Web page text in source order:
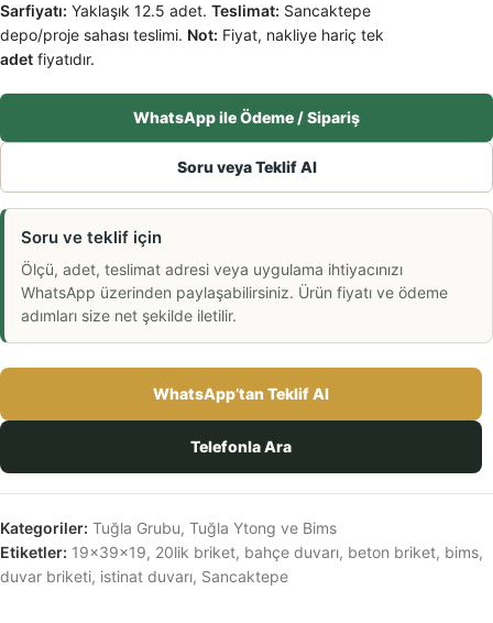
Sarfiyatı: Yaklaşık 12.5 adet. Teslimat: Sancaktepe
depo/proje sahası teslimi. Not: Fiyat, nakliye hariç tek
adet fiyatıdır.
WhatsApp ile Ödeme / Sipariş
Soru veya Teklif Al
Soru ve teklif için
Ölçü, adet, teslimat adresi veya uygulama ihtiyacınızı
WhatsApp üzerinden paylaşabilirsiniz. Ürün fiyatı ve ödeme
adımları size net şekilde iletilir.
WhatsApp’tan Teklif Al
Telefonla Ara
Kategoriler: Tuğla Grubu, Tuğla Ytong ve Bims
Etiketler: 19x39x19, 20lik briket, bahçe duvarı, beton briket, bims,
duvar briketi, istinat duvarı, Sancaktepe